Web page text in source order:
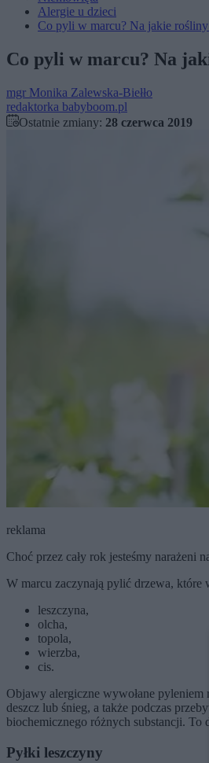
Alergie u dzieci
Co pyli w marcu? Na jakie
Co pyli w marcu? Na
mgr Monika Zalewska-Biełło
redaktorka babyboom.pl
Ostatnie zmiany: 28 czerwca 2019
reklama
Choć przez cały rok jesteśmy narażeni
W marcu zaczynają pylić drzewa, które
leszczyna,
olcha,
topola,
wierzba,
cis.
Objawy alergiczne wywołane pyleniem
deszcz lub śnieg, a także podczas
biochemicznego różnych substancji.
Pyłki leszczyny